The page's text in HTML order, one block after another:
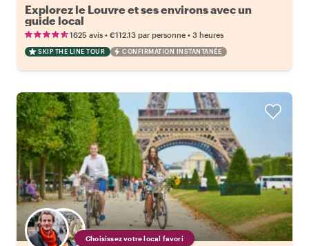
Explorez le Louvre et ses environs avec un
guide local
1625 avis • €112.13 par personne • 3 heures
SKIP THE LINE TOUR CONFIRMATION INSTANTANÉE
Choisissez votre local favori